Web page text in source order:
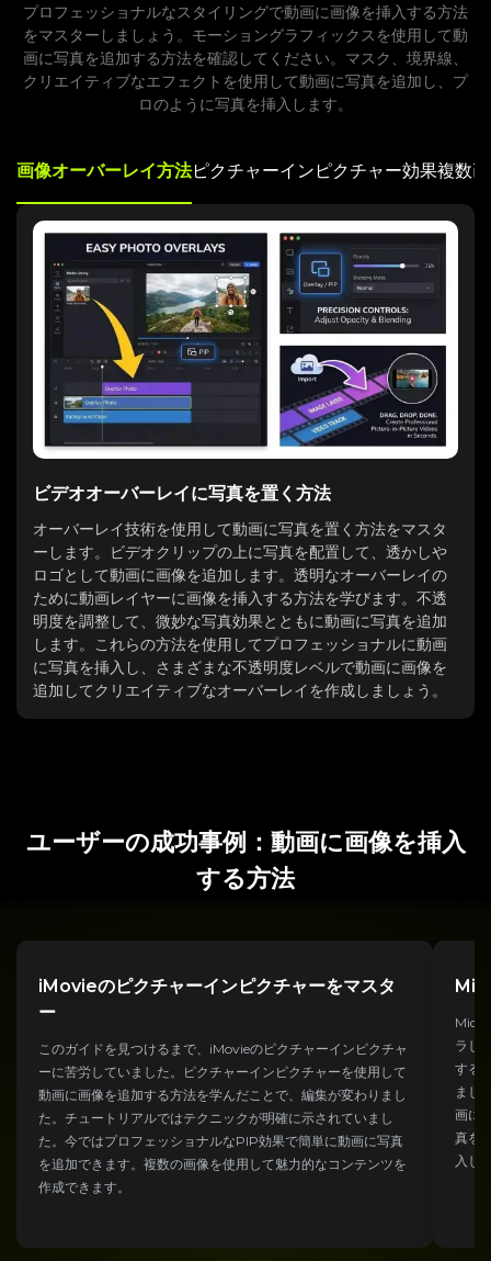
プロフェッショナルなスタイリングで動画に画像を挿入する方法
をマスターしましょう。モーショングラフィックスを使用して動
画に写真を追加する方法を確認してください。マスク、境界線、
クリエイティブなエフェクトを使用して動画に写真を追加し、プ
ロのように写真を挿入します。
画像オーバーレイ方法ピクチャーインピクチャー効果複数
ビデオオーバーレイに写真を置く方法
オーバーレイ技術を使用して動画に写真を置く方法をマスタ
ーします。ビデオクリップの上に写真を配置して、透かしや
ロゴとして動画に画像を追加します。透明なオーバーレイの
ために動画レイヤーに画像を挿入する方法を学びます。不透
明度を調整して、微妙な写真効果とともに動画に写真を追加
します。これらの方法を使用してプロフェッショナルに動画
に写真を挿入し、さまざまな不透明度レベルで動画に画像を
追加してクリエイティブなオーバーレイを作成しましょう。
ユーザーの成功事例：動画に画像を挿入
する方法
iMovieのピクチャーインピクチャーをマスタ
ー
このガイドを見つけるまで、iMovieのピクチャーインピクチャ
ーに苦労していました。ピクチャーインピクチャーを使用して
動画に画像を追加する方法を学んだことで、編集が変わりまし
た。チュートリアルではテクニックが明確に示されていまし
た。今ではプロフェッショナルなPIP効果で簡単に動画に写真
を追加できます。複数の画像を使用して魅力的なコンテンツを
作成できます。
ラし
する
まし
画に
真を
入し